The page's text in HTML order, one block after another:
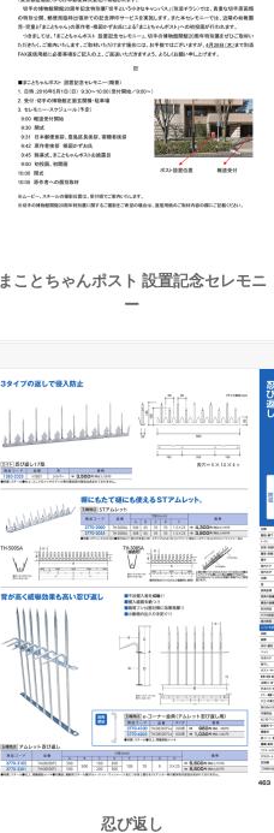
まことちゃんポスト 設置記念セレモニ
ー
忍び返し